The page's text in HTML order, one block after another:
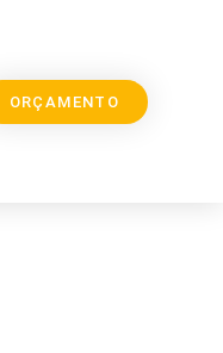
ORÇAMENTO